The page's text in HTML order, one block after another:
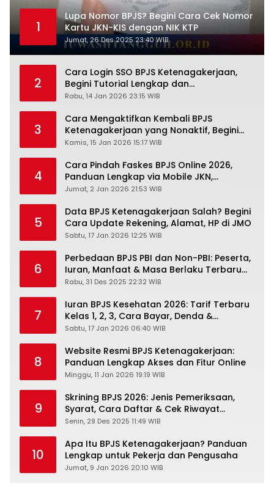
1
Lupa Nomor BPJS? Begini Cara Cek Nomor
Kartu JKN-KIS dengan NIK KTP
Jumat, 26 Des 2025 23:40 WIB
2
Cara Login SSO BPJS Ketenagakerjaan,
Begini Tutorial Lengkap dan
Pengertiannya
Rabu, 14 Jan 2026 23:15 WIB
3
Cara Mengaktifkan Kembali BPJS
Ketenagakerjaan yang Nonaktif, Begini
Panduan Lengkapnya
Kamis, 15 Jan 2026 15:17 WIB
4
Cara Pindah Faskes BPJS Online 2026,
Panduan Lengkap via Mobile JKN,
PANDAWA & Offiline Kantor Cabang
Jumat, 2 Jan 2026 21:53 WIB
5
Data BPJS Ketenagakerjaan Salah? Begini
Cara Update Rekening, Alamat, HP di JMO
Sabtu, 17 Jan 2026 12:25 WIB
6
Perbedaan BPJS PBI dan Non-PBI: Peserta,
Iuran, Manfaat & Masa Berlaku Terbaru
2026
Rabu, 31 Des 2025 22:32 WIB
7
Iuran BPJS Kesehatan 2026: Tarif Terbaru
Kelas 1, 2, 3, Cara Bayar, Denda &
Panduan Lengkap Peserta JKN-KIS
Sabtu, 17 Jan 2026 06:40 WIB
8
Website Resmi BPJS Ketenagakerjaan:
Panduan Lengkap Akses dan Fitur Online
Minggu, 11 Jan 2026 19:19 WIB
9
Skrining BPJS 2026: Jenis Pemeriksaan,
Syarat, Cara Daftar & Cek Riwayat
Kesehatan Gratis
Senin, 29 Des 2025 11:49 WIB
10
Apa Itu BPJS Ketenagakerjaan? Panduan
Lengkap untuk Pekerja dan Pengusaha
Jumat, 9 Jan 2026 20:10 WIB